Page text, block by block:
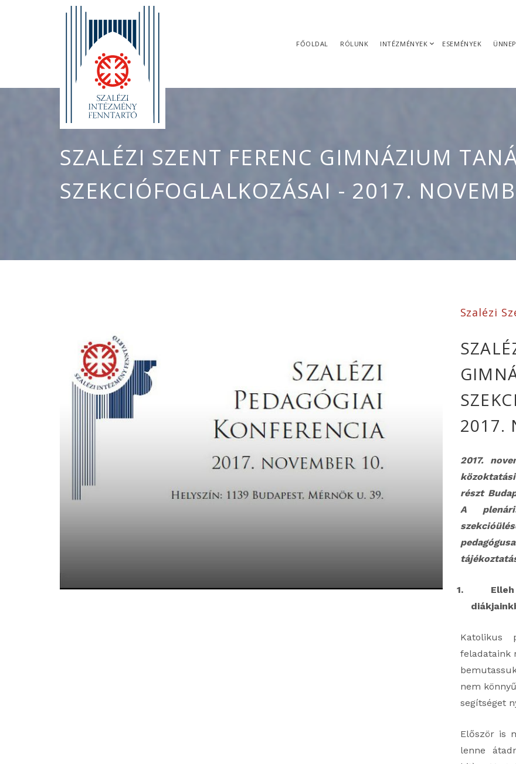
FŐOLDAL RÓLUNK INTÉZMÉNYEK ESEMÉNYEK
SZALÉZI SZENT FERENC GIMNÁZIUM
SZEKCIÓFOGLALKOZÁSAI - 2017.
Szalézi
2017.
2017.
részt
A
1.
Katolikus
feladataink
nem
segítséget
Először is
lenne